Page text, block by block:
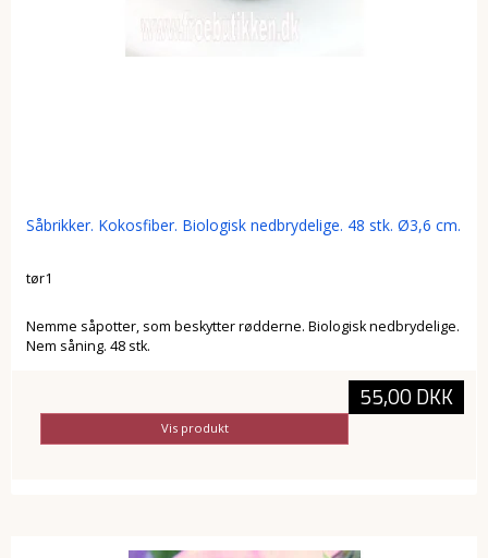
Såbrikker. Kokosfiber. Biologisk nedbrydelige. 48 stk. Ø3,6 cm.
tør1
Nemme såpotter, som beskytter rødderne. Biologisk nedbrydelige.
Nem såning. 48 stk.
55,00 DKK
Vis produkt